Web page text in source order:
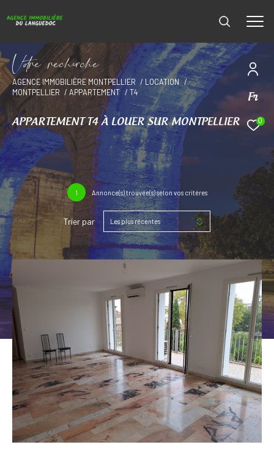
Fr
0
Vore recece
AGENCE IMMOBILIÈRE MONTPELLIER
LOCATION
MONTPELLIER
APPARTEMENT T4
APPARTEMENT T4 À LOUER SUR MONTPELLIER
1 Annonce(s) trouvée(s) selon vos critères
Trier par Les plus récentes